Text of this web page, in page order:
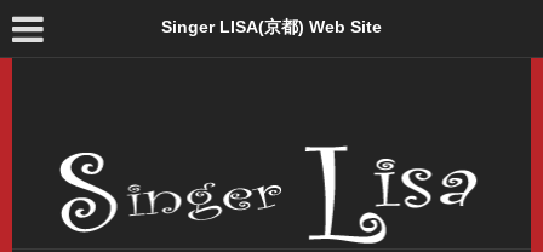
Singer LISA(京都) Web Site